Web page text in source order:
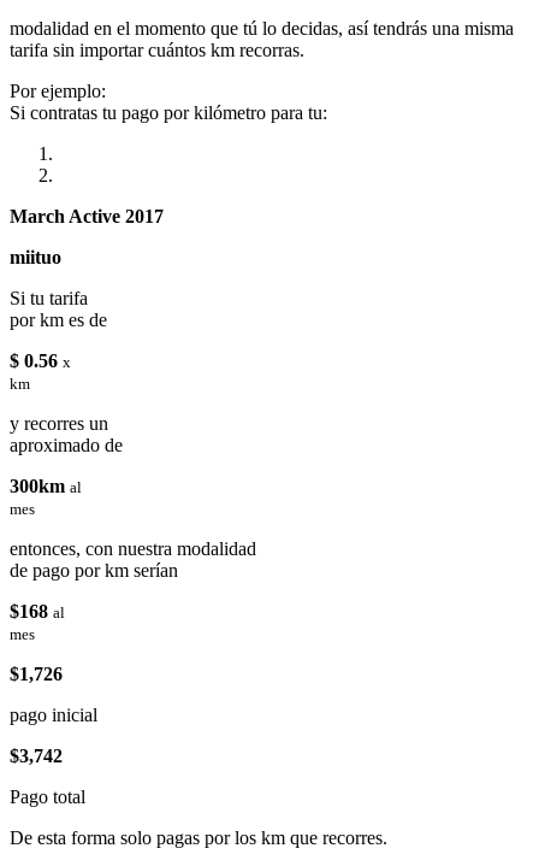
modalidad en el momento que tú lo decidas, así tendrás una misma
tarifa sin importar cuántos km recorras.
Por ejemplo:
Si contratas tu pago por kilómetro para tu:
March Active 2017
miituo
Si tu tarifa
por km es de
$ 0.56 x
km
y recorres un
aproximado de
300km al
mes
entonces, con nuestra modalidad
de pago por km serían
$168 al
mes
$1,726
pago inicial
$3,742
Pago total
De esta forma solo pagas por los km que recorres.